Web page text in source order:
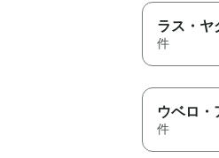
ラス・ヤ
件
ウベロ・
件